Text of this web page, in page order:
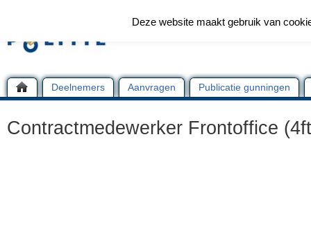
Deelnemers Aanvragen Publicatie gunningen
Contractmedewerker Frontoffice
Deze website maakt gebruik van